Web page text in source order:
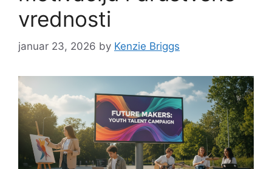
vrednosti
januar 23, 2026 by Kenzie Briggs